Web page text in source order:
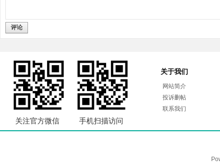
评论
关注官方微信 手机扫描访问
关于我们
网站简介
投诉删帖
联系我们